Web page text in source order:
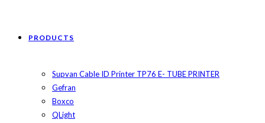
PRODUCTS
Supvan Cable ID Printer TP76 E- TUBE PRINTER
Gefran
Boxco
QLight